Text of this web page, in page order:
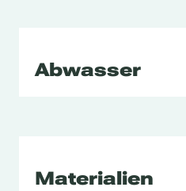
Abwasser
Materialien